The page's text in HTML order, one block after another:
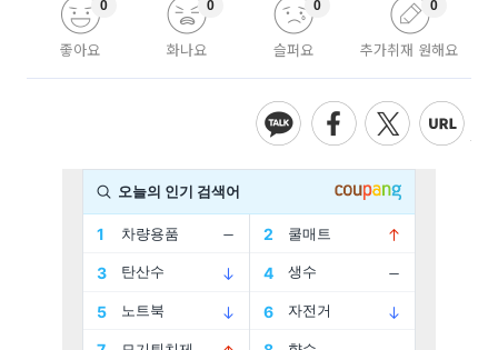
좋아요
0
화나요
0
슬퍼요
0
추가취재 원해요
0